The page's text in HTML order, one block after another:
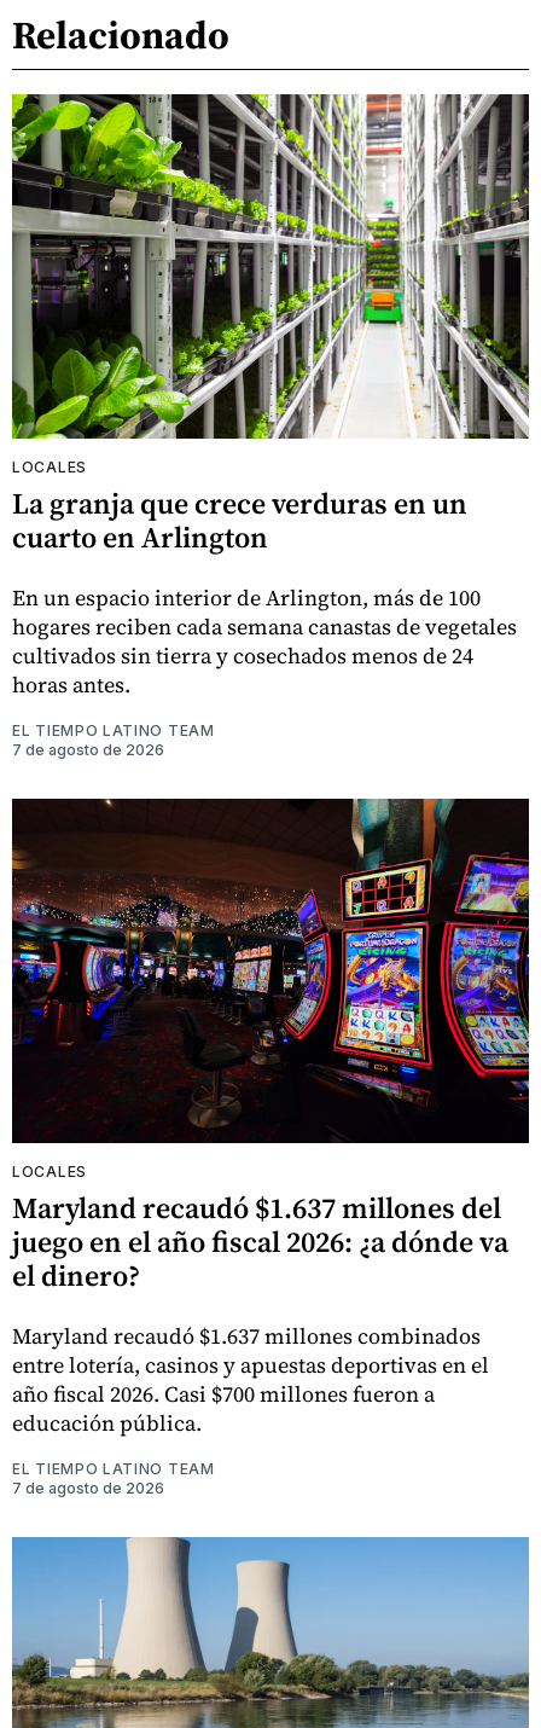
Relacionado
LOCALES
La granja que crece verduras en un
cuarto en Arlington
En un espacio interior de Arlington, más de 100
hogares reciben cada semana canastas de vegetales
cultivados sin tierra y cosechados menos de 24
horas antes.
EL TIEMPO LATINO TEAM
7 de agosto de 2026
LOCALES
Maryland recaudó $1.637 millones del
juego en el año fiscal 2026: ¿a dónde va
el dinero?
Maryland recaudó $1.637 millones combinados
entre lotería, casinos y apuestas deportivas en el
año fiscal 2026. Casi $700 millones fueron a
educación pública.
EL TIEMPO LATINO TEAM
7 de agosto de 2026